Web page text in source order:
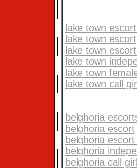
lake town
lake town escort
lake town
lake town
lake town
lake town call
belghoria
belghoria escort
belghoria escort
belghoria
belghoria call